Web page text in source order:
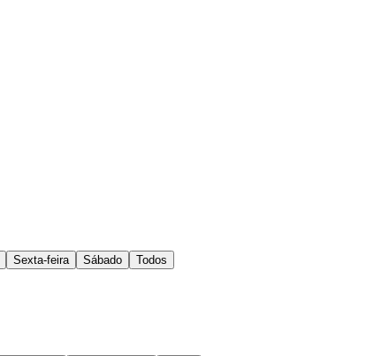
Sexta-feira Sábado Todos